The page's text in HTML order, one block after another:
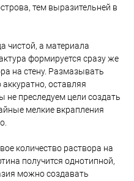
тем выразительней в
чистой, а материала
формируется сразу же
на стену. Размазывать
оставляя
преследуем цели создать
мелкие вкрапления
количество раствора на
получится однотипной,
можно создавать